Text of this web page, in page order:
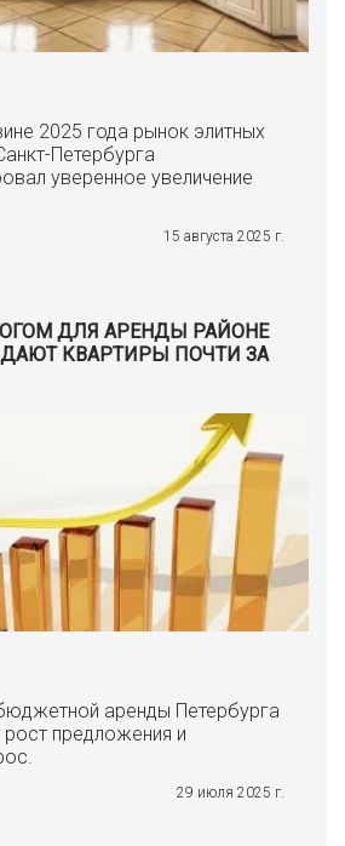
2025 года рынок элитных
Петербурга
уверенное увеличение
15 августа 2025 г.
ДЛЯ АРЕНДЫ РАЙОНЕ
КВАРТИРЫ ПОЧТИ ЗА
аренды Петербурга
предложения и
29 июля 2025 г.